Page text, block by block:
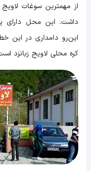
از مهمترین سوغات
داشت. این محل دارای
این‌رو دامداری در این
کره محلی لاویج زبانزد